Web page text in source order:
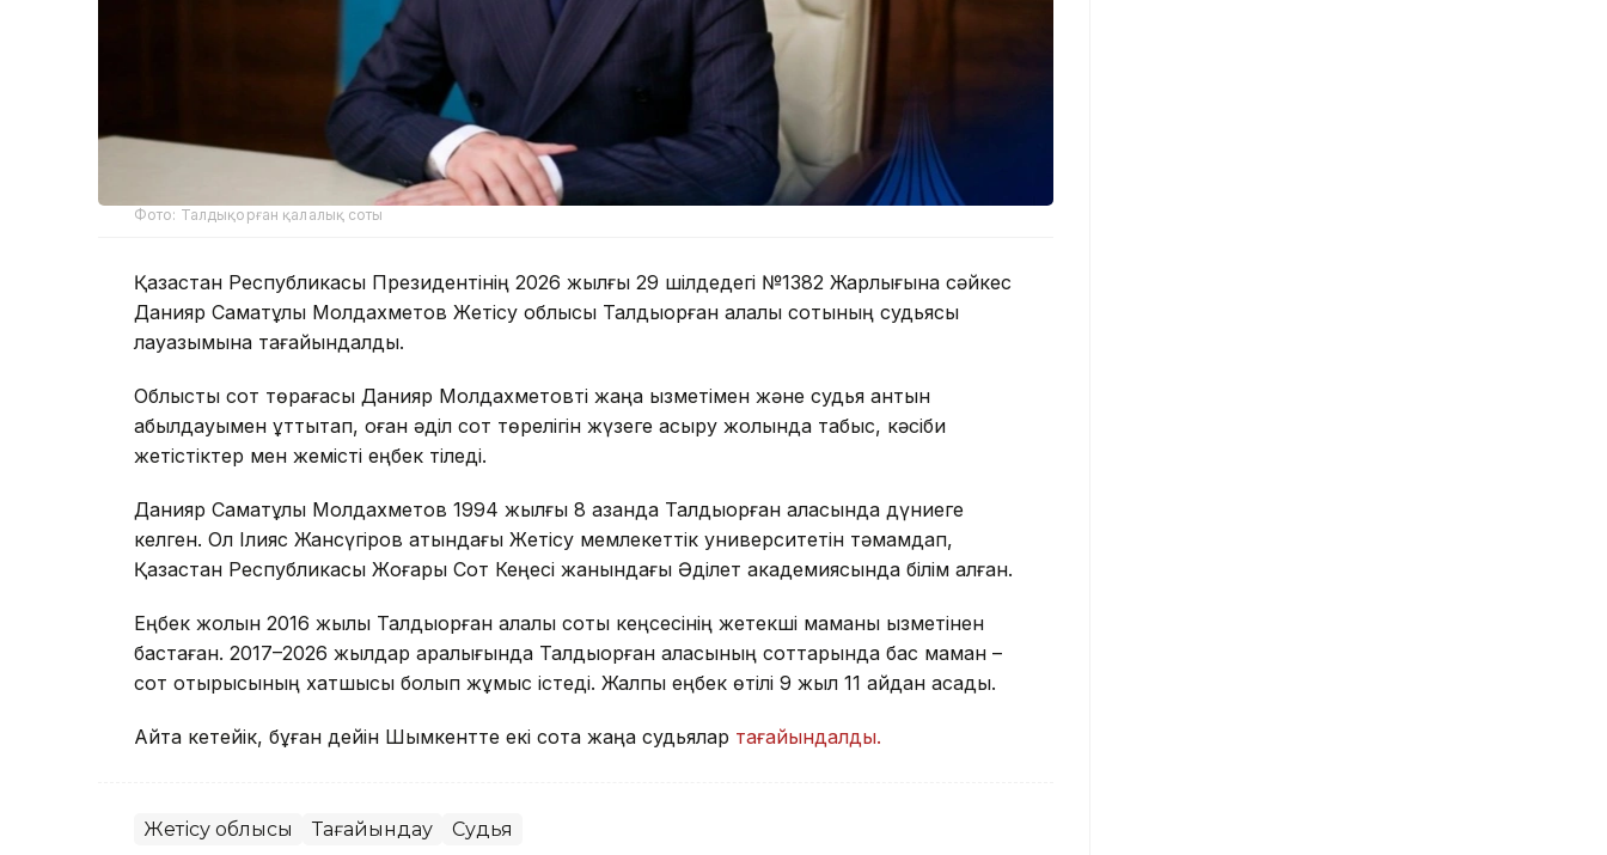
Фото: Талдықорған қалалық соты
Қазақстан Республикасы Президентінің 2026 жылғы 29 шілдедегі №1382 Жарлығына сәйкес
Данияр Саматұлы Молдахметов Жетісу облысы Талдықорған қалалық сотының судьясы
лауазымына тағайындалды.
Облыстық сот төрағасы Данияр Молдахметовті жаңа қызметімен және судья антын
қабылдауымен құттықтап, оған әділ сот төрелігін жүзеге асыру жолында табыс, кәсіби
жетістіктер мен жемісті еңбек тіледі.
Данияр Саматұлы Молдахметов 1994 жылғы 8 қазанда Талдықорған қаласында дүниеге
келген. Ол Ілияс Жансүгіров атындағы Жетісу мемлекеттік университетін тәмамдап,
Қазақстан Республикасы Жоғары Сот Кеңесі жанындағы Әділет академиясында білім алған.
Еңбек жолын 2016 жылы Талдықорған қалалық соты кеңсесінің жетекші маманы қызметінен
бастаған. 2017–2026 жылдар аралығында Талдықорған қаласының соттарында бас маман –
сот отырысының хатшысы болып жұмыс істеді. Жалпы еңбек өтілі 9 жыл 11 айдан асады.
Айта кетейік, бұған дейін Шымкентте екі сотқа жаңа судьялар тағайындалды.
Жетісу облысы Тағайындау Судья